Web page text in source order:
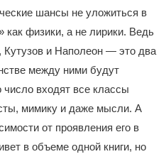
шансы не уложиться в
как физики, а не лирики. Ведь
Кутузов и Наполеон — это два
между ними будут
входят все классы
мимику и даже мысли. А
от проявления его в
в объеме одной книги, но